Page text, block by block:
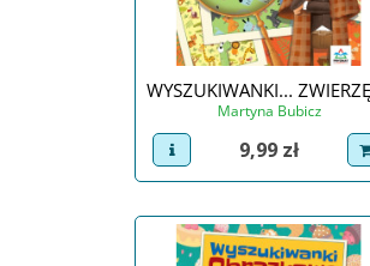
WYSZUKIWANKI...
Martyna Bubicz
view product
Cena
9,99 zł